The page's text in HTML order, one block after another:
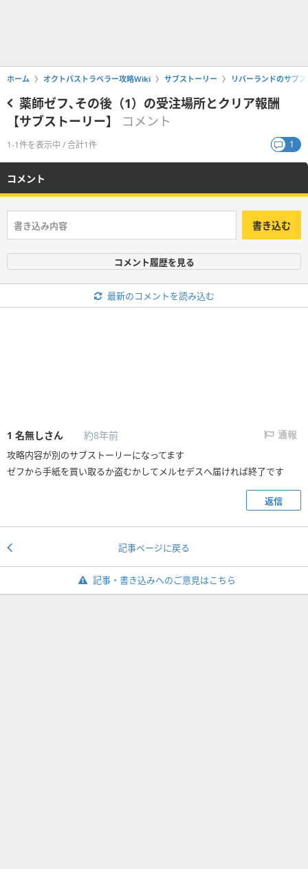
ホーム オクトパストラベラー攻略Wiki サブストーリー リバーランドのサブ
薬師ゼフ､その後（1）の受注場所とクリア報酬
【サブストーリー】
コメント
1-1件を表示中 / 合計1件 1
コメント
書き込む
コメント履歴を見る
最新のコメントを読み込む
1 名無しさん 約8年前 通報
攻略内容が別のサブストーリーになってます
ゼフから手紙を買い取るか盗むかしてメルセデスへ届ければ終了です
返信
記事ページに戻る
記事・書き込みへのご意見はこちら